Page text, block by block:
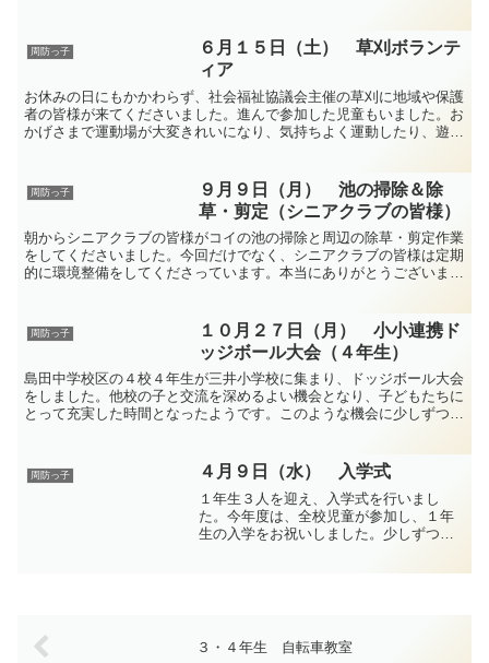
周防っ子
６月１５日（土） 草刈ボランテ
ィア
お休みの日にもかかわらず、社会福祉協議会主催の草刈に地域や保護
者の皆様が来てくださいました。進んで参加した児童もいました。お
かげさまで運動場が大変きれいになり、気持ちよく運動したり、遊ん
周防っ子
９月９日（月） 池の掃除＆除
草・剪定（シニアクラブの皆様）
朝からシニアクラブの皆様がコイの池の掃除と周辺の除草・剪定作業
をしてくださいました。今回だけでなく、シニアクラブの皆様は定期
的に環境整備をしてくださっています。本当にありがとうございま
周防っ子
１０月２７日（月） 小小連携ド
ッジボール大会（４年生）
島田中学校区の４校４年生が三井小学校に集まり、ドッジボール大会
をしました。他校の子と交流を深めるよい機会となり、子どもたちに
とって充実した時間となったようです。このような機会に少しずつ他
周防っ子 ４月９日（水） 入学式
１年生３人を迎え、入学式を行いまし
た。今年度は、全校児童が参加し、１年
生の入学をお祝いしました。少しずつ小
３・４年生 自転車教室